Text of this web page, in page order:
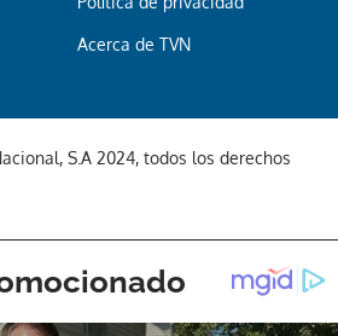
Acerca de TVN
S.A 2024, todos los derechos